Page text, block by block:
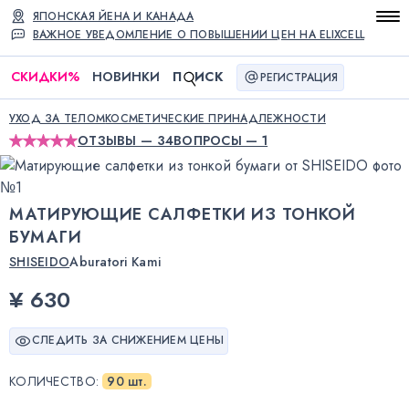
ВАЖНОЕ УВЕДОМЛЕНИЕ О ПОВЫШЕНИИ ЦЕН НА ELIXCELL
ЯПОНСКАЯ ЙЕНА И КАНАДА
СКИДКИ% НОВИНКИ П ИСК РЕГИСТРАЦИЯ
УХОД ЗА ТЕЛОМКОСМЕТИЧЕСКИЕ ПРИНАДЛЕЖНОСТИ
ОТЗЫВЫ — 34ВОПРОСЫ — 1
МАТИРУЮЩИЕ САЛФЕТКИ ИЗ ТОНКОЙ
БУМАГИ
SHISEIDOAburatori Kami
¥ 630
СЛЕДИТЬ ЗА СНИЖЕНИЕМ ЦЕНЫ
КОЛИЧЕСТВО: 90 шт.